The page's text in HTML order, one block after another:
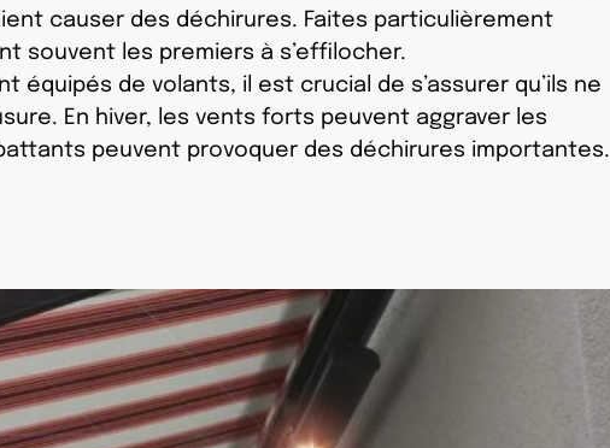
causer des déchirures. Faites particulièrement
souvent les premiers à s’effilocher.
équipés de volants, il est crucial de s’assurer qu’ils ne
En hiver, les vents forts peuvent aggraver les
peuvent provoquer des déchirures importantes.